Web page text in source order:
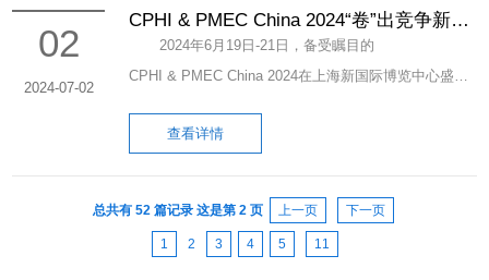
术工业化在新质生产力中的表现，为助力西部科学城的
（综合管理部
供稿）
剂、电子化学品、化学原料药及中间体的最新科研成
果，以及公司与西华大学正在开展的合作项目进展。王
周玉院长对成都丽凯--西华大学多年的紧密合作表示满
中，积极为服务生物医药产业做出更多更好的贡献。
等展开了多层次、多形式的产学研合作，实现了校企资
源的交叉融合和优势互补。 公司研发部高级主管陈
02
2024-07-02
CPHI & PMEC China 2024“卷”出竞争新局
2024年6月19日-21日，备受瞩目的
CPHI & PMEC China 2024在上海新国际博览中心盛大
医药产业的创新发展之路，为医药行业的未来注入新的
度覆盖医药行业产业链，为全球医药产业的交流与发展
提供了重要的平台。 展会现场，成都丽凯以专业的
技术实力和卓越的产品质量吸引了众多新老客户的目
查看详情
总共有 52 篇记录 这是第 2 页 上一页 下一页
1 2 3 4 5 11